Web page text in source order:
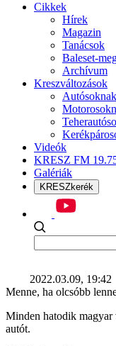
Cikkek
Hírek
Magazin
Tanácsok
Baleset-
Archívum
Kreszváltozások
Autósoknak
Videók
KRESZ FM
Galériák
KRESZkerék
2022.03.09, 19:42
Menne, ha olcsóbb
Minden hatodik magyar
autót.